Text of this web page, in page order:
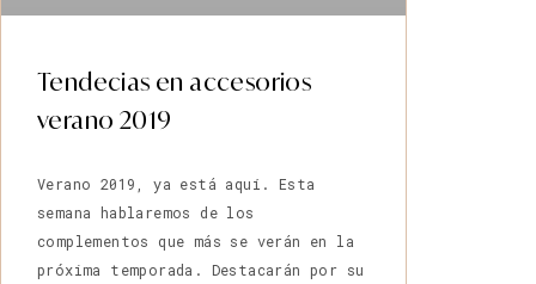
Tendecias en accesorios
verano 2019
Verano 2019, ya está aquí. Esta
semana hablaremos de los
complementos que más se verán en la
próxima temporada. Destacarán por su